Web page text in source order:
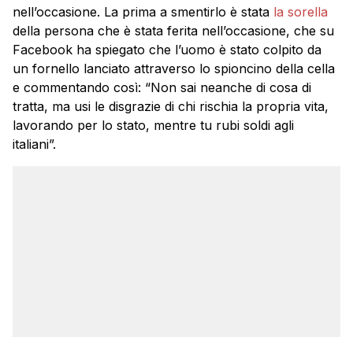
nell’occasione. La prima a smentirlo è stata la sorella
della persona che è stata ferita nell’occasione, che su
Facebook ha spiegato che l’uomo è stato colpito da
un fornello lanciato attraverso lo spioncino della cella
e commentando così: “Non sai neanche di cosa di
tratta, ma usi le disgrazie di chi rischia la propria vita,
lavorando per lo stato, mentre tu rubi soldi agli
italiani”.